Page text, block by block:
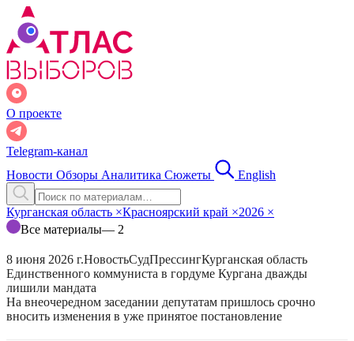
О проекте
Telegram-канал
Новости Обзоры Аналитика Сюжеты English
Курганская область ×Красноярский край ×2026 ×
Все материалы— 2
8 июня 2026 г.НовостьСудПрессингКурганская область
Единственного коммуниста в гордуме Кургана дважды
лишили мандата
На внеочередном заседании депутатам пришлось срочно
вносить изменения в уже принятое постановление